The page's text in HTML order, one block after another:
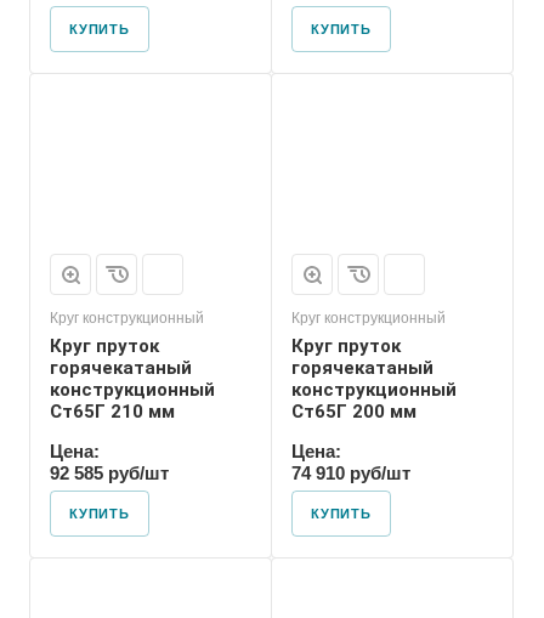
КУПИТЬ КУПИТЬ
Круг конструкционный
Круг пруток
горячекатаный
конструкционный
Ст65Г 210 мм
Цена:
92 585 руб/шт
КУПИТЬ
Круг конструкционный
Круг пруток
горячекатаный
конструкционный
Ст65Г 200 мм
Цена:
74 910 руб/шт
КУПИТЬ